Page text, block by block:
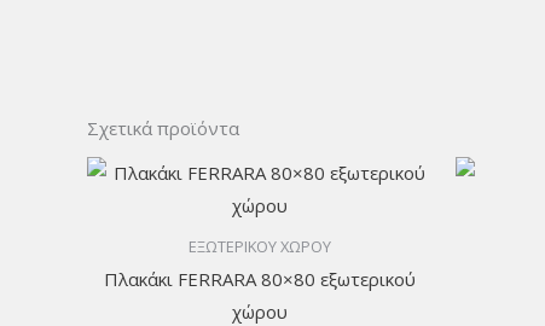
Σχετικά προϊόντα
ΕΞΩΤΕΡΙΚΟΥ ΧΩΡΟΥ
Πλακάκι FERRARA 80×80 εξωτερικού
χώρου